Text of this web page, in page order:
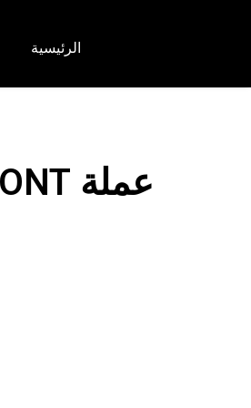
الرئيسية
عملة ONT رمز Ontology مستقبلها